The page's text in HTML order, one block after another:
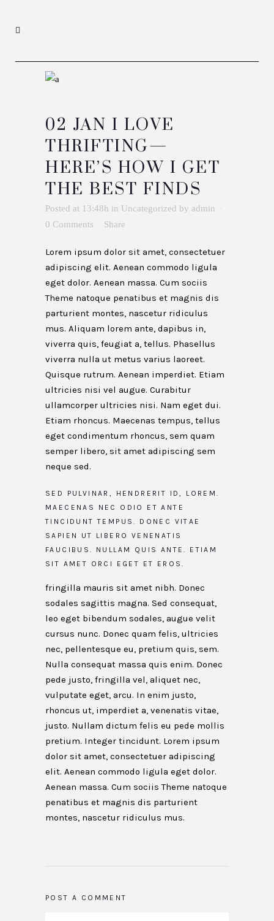
02 JAN I LOVE
THRIFTING—
HERE’S HOW I GET
THE BEST FINDS
Posted at 13:48h in Uncategorized by admin
0 Comments
Share
Lorem ipsum dolor sit amet, consectetuer
adipiscing elit. Aenean commodo ligula
eget dolor. Aenean massa. Cum sociis
Theme natoque penatibus et magnis dis
parturient montes, nascetur ridiculus
mus. Aliquam lorem ante, dapibus in,
viverra quis, feugiat a, tellus. Phasellus
viverra nulla ut metus varius laoreet.
Quisque rutrum. Aenean imperdiet. Etiam
ultricies nisi vel augue. Curabitur
ullamcorper ultricies nisi. Nam eget dui.
Etiam rhoncus. Maecenas tempus, tellus
eget condimentum rhoncus, sem quam
semper libero, sit amet adipiscing sem
neque sed.
SED PULVINAR, HENDRERIT ID, LOREM.
MAECENAS NEC ODIO ET ANTE
TINCIDUNT TEMPUS. DONEC VITAE
SAPIEN UT LIBERO VENENATIS
FAUCIBUS. NULLAM QUIS ANTE. ETIAM
SIT AMET ORCI EGET ET EROS.
fringilla mauris sit amet nibh. Donec
sodales sagittis magna. Sed consequat,
leo eget bibendum sodales, augue velit
cursus nunc. Donec quam felis, ultricies
nec, pellentesque eu, pretium quis, sem.
Nulla consequat massa quis enim. Donec
pede justo, fringilla vel, aliquet nec,
vulputate eget, arcu. In enim justo,
rhoncus ut, imperdiet a, venenatis vitae,
justo. Nullam dictum felis eu pede mollis
pretium. Integer tincidunt. Lorem ipsum
dolor sit amet, consectetuer adipiscing
elit. Aenean commodo ligula eget dolor.
Aenean massa. Cum sociis Theme natoque
penatibus et magnis dis parturient
montes, nascetur ridiculus mus.
POST A COMMENT